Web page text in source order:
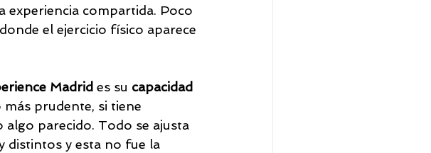
experiencia compartida. Poco
el ejercicio físico aparece
Madrid es su capacidad
prudente, si tiene
parecido. Todo se ajusta
distintos y esta no fue la